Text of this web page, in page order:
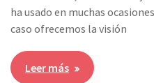
ha usado en muchas
caso ofrecemos la visión
Leer más